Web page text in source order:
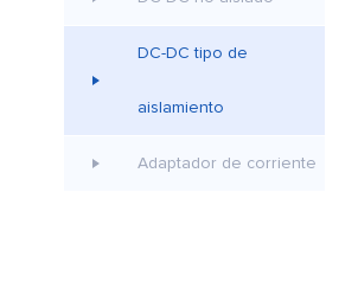
DC-DC tipo de
aislamiento
Adaptador de corriente